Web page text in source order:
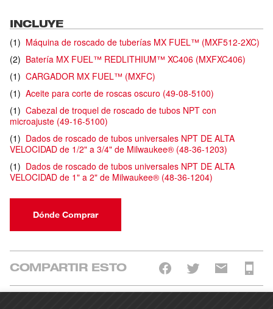
INCLUYE
(1) Máquina de roscado de tuberías MX FUEL™ (MXF512-2XC)
(2) Batería MX FUEL™ REDLITHIUM™ XC406 (MXFXC406)
(1) CARGADOR MX FUEL™ (MXFC)
(1) Aceite para corte de roscas oscuro (49-08-5100)
(1) Cabezal de troquel de roscado de tubos NPT con
microajuste (49-16-5100)
(1) Dados de roscado de tubos universales NPT DE ALTA
VELOCIDAD de 1/2" a 3/4" de Milwaukee® (48-36-1203)
(1) Dados de roscado de tubos universales NPT DE ALTA
VELOCIDAD de 1" a 2" de Milwaukee® (48-36-1204)
Dónde Comprar
COMPARTIR ESTO